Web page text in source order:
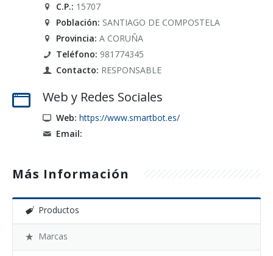
C.P.: 15707
Población: SANTIAGO DE COMPOSTELA
Provincia: A CORUÑA
Teléfono: 981774345
Contacto: RESPONSABLE
Web y Redes Sociales
Web: https://www.smartbot.es/
Email:
Más Información
Productos
Marcas